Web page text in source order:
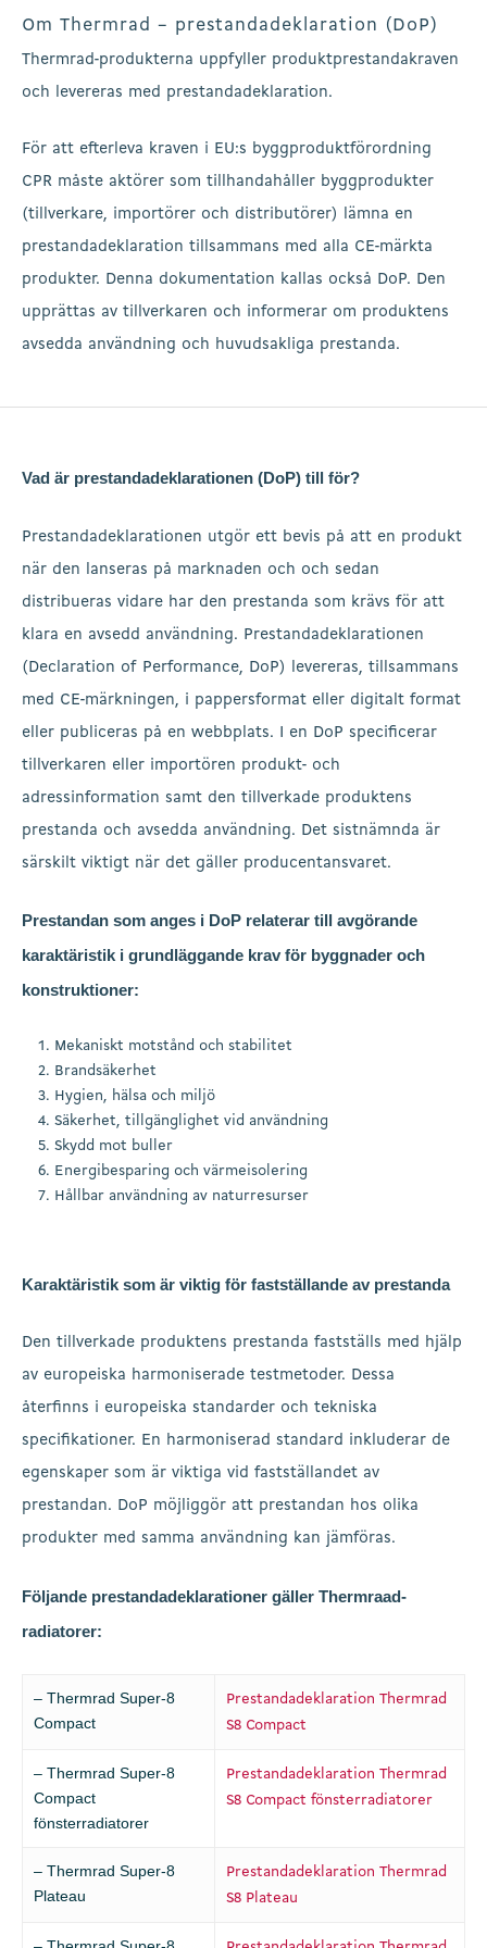
Om Thermrad – prestandadeklaration (DoP)
Thermrad-produkterna uppfyller produktprestandakraven
och levereras med prestandadeklaration.
För att efterleva kraven i EU:s byggproduktförordning
CPR måste aktörer som tillhandahåller byggprodukter
(tillverkare, importörer och distributörer) lämna en
prestandadeklaration tillsammans med alla CE-märkta
produkter. Denna dokumentation kallas också DoP. Den
upprättas av tillverkaren och informerar om produktens
avsedda användning och huvudsakliga prestanda.
Vad är prestandadeklarationen (DoP) till för?
Prestandadeklarationen utgör ett bevis på att en produkt
när den lanseras på marknaden och och sedan
distribueras vidare har den prestanda som krävs för att
klara en avsedd användning. Prestandadeklarationen
(Declaration of Performance, DoP) levereras, tillsammans
med CE-märkningen, i pappersformat eller digitalt format
eller publiceras på en webbplats. I en DoP specificerar
tillverkaren eller importören produkt- och
adressinformation samt den tillverkade produktens
prestanda och avsedda användning. Det sistnämnda är
särskilt viktigt när det gäller producentansvaret.
Prestandan som anges i DoP relaterar till avgörande
karaktäristik i grundläggande krav för byggnader och
konstruktioner:
Mekaniskt motstånd och stabilitet
Brandsäkerhet
Hygien, hälsa och miljö
Säkerhet, tillgänglighet vid användning
Skydd mot buller
Energibesparing och värmeisolering
Hållbar användning av naturresurser
Karaktäristik som är viktig för fastställande av prestanda
Den tillverkade produktens prestanda fastställs med hjälp
av europeiska harmoniserade testmetoder. Dessa
återfinns i europeiska standarder och tekniska
specifikationer. En harmoniserad standard inkluderar de
egenskaper som är viktiga vid fastställandet av
prestandan. DoP möjliggör att prestandan hos olika
produkter med samma användning kan jämföras.
Följande prestandadeklarationer gäller Thermraad-
radiatorer:
– Thermrad Super-8
Compact
Prestandadeklaration Thermrad
S8 Compact
– Thermrad Super-8
Compact
fönsterradiatorer
Prestandadeklaration Thermrad
S8 Compact fönsterradiatorer
– Thermrad Super-8
Plateau
Prestandadeklaration Thermrad
S8 Plateau